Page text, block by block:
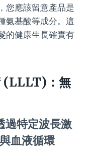
您應該留意產品是
氨基酸等成分。這
的健康生長確實有
(LLLT)：無
過特定波長激
血液循環